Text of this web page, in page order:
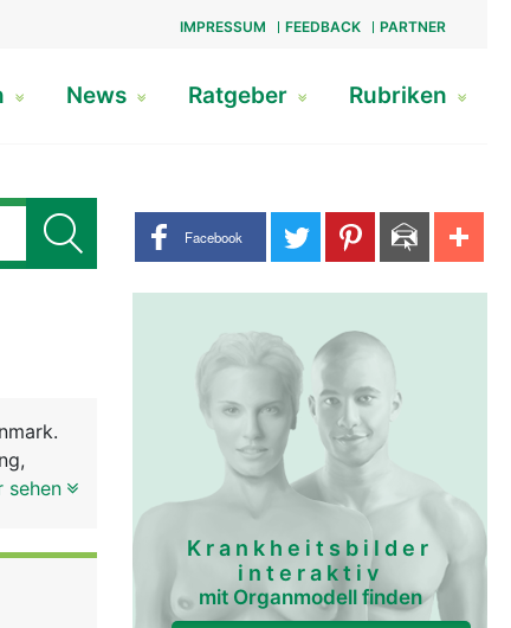
IMPRESSUM FEEDBACK PARTNER
News Ratgeber Rubriken
Share buttons
Facebook
sehen
Krankheitsbilder
interaktiv
mit Organmodell finden